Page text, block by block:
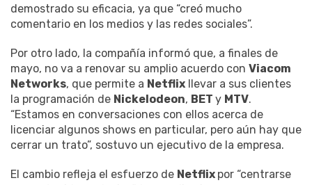
demostrado su eficacia, ya que “creó mucho
comentario en los medios y las redes sociales”.
Por otro lado, la compañía informó que, a finales de
mayo, no va a renovar su amplio acuerdo con Viacom
Networks, que permite a Netflix llevar a sus clientes
la programación de Nickelodeon, BET y MTV.
“Estamos en conversaciones con ellos acerca de
licenciar algunos shows en particular, pero aún hay que
cerrar un trato”, sostuvo un ejecutivo de la empresa.
El cambio refleja el esfuerzo de Netflix por “centrarse